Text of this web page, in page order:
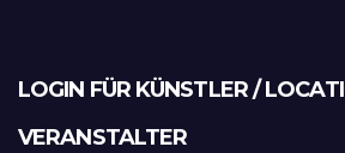
LOGIN FÜR KÜNSTLER /
VERANSTALTER